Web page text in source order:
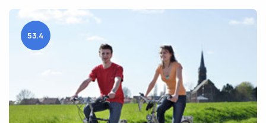
53.4